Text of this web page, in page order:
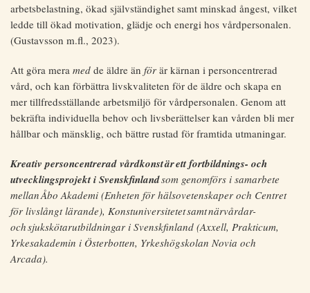
arbetsbelastning, ökad självständighet samt minskad ångest, vilket
ledde till ökad motivation, glädje och energi hos vårdpersonalen.
(Gustavsson m.fl., 2023).
Att göra mera med de äldre än för är kärnan i personcentrerad
vård, och kan förbättra livskvaliteten för de äldre och skapa en
mer tillfredsställande arbetsmiljö för vårdpersonalen. Genom att
bekräfta individuella behov och livsberättelser kan vården bli mer
hållbar och mänsklig, och bättre rustad för framtida utmaningar.
Kreativ personcentrerad vårdkonstärett fortbildnings- och
utvecklingsprojekt i Svenskfinlandsom genomförs i samarbete
mellanÅbo Akademi (Enheten för hälsovetenskaper och Centret
för livslångt lärande), Konstuniversitetetsamtnärvårdar-
ochsjukskötarutbildningar i Svenskfinland (Axxell, Prakticum,
Yrkesakademin i Österbotten, Yrkeshögskolan Novia och
Arcada).